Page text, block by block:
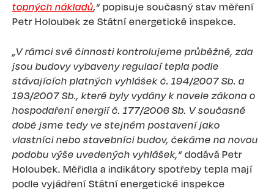
topných nákladů,“ popisuje současný stav měření
Petr Holoubek ze Státní energetické inspekce.
„V rámci své činnosti kontrolujeme průběžně, zda
jsou budovy vybaveny regulací tepla podle
stávajících platných vyhlášek č. 194/2007 Sb. a
193/2007 Sb., které byly vydány k novele zákona o
hospodaření energií č. 177/2006 Sb. V současné
době jsme tedy ve stejném postavení jako
vlastníci nebo stavebníci budov, čekáme na novou
podobu výše uvedených vyhlášek,“ dodává Petr
Holoubek. Měřidla a indikátory spotřeby tepla mají
podle vyjádření Státní energetické inspekce